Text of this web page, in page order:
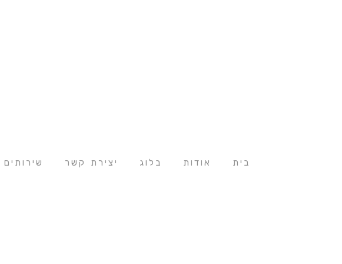
בית אודות בלוג יצירת קשר שירותים